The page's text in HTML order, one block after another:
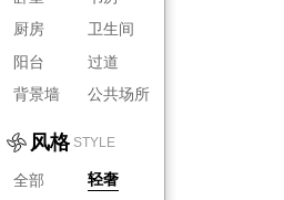
厨房
卫生间
阳台
过道
背景墙
公共场所
风格 STYLE
全部 轻奢